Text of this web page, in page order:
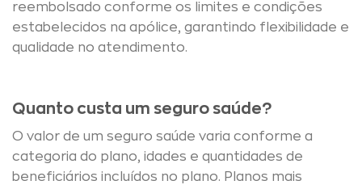
reembolsado conforme os limites e condições
estabelecidos na apólice, garantindo flexibilidade e
qualidade no atendimento.
Quanto custa um seguro saúde?
O valor de um seguro saúde varia conforme a
categoria do plano, idades e quantidades de
beneficiários incluídos no plano. Planos mais